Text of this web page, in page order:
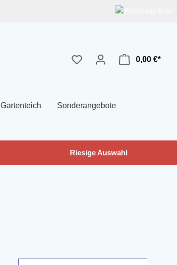
0,00 €*
Gartenteich Sonderangebote
Riesige Auswahl